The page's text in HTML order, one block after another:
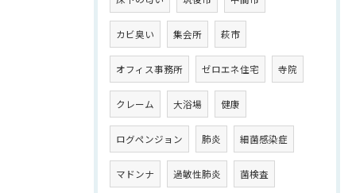
カビ臭い 集会所 萩市
オフィス事務所 ゼロエネ住宅 寺院
クレーム 大浴場 健康
ログペンジョン 肺炎 細菌感染症
マドンナ 過敏性肺炎 菌検査